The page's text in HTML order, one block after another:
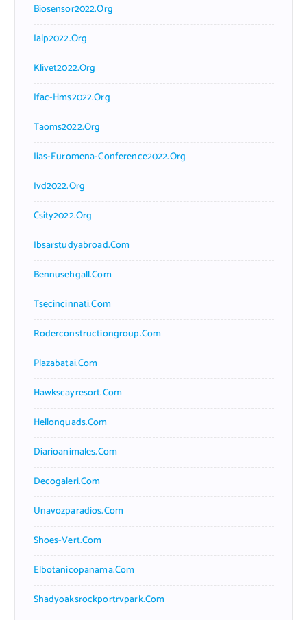
Biosensor2022.org
Ialp2022.org
Klivet2022.org
Ifac-Hms2022.org
Taoms2022.org
Iias-Euromena-Conference2022.org
Ivd2022.org
Csity2022.org
Ibsarstudyabroad.com
Bennusehgall.com
Tsecincinnati.com
Roderconstructiongroup.com
Plazabatai.com
Hawkscayresort.com
Hellonquads.com
Diarioanimales.com
Decogaleri.com
Unavozparadios.com
Shoes-Vert.com
Elbotanicopanama.com
Shadyoaksrockportrvpark.com